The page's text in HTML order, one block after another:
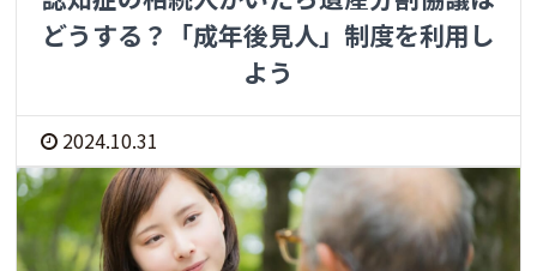
どうする？「成年後見人」制度を利用し
よう
2024.10.31